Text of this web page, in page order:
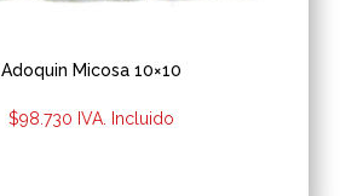
Adoquin Micosa 10×10
$98.730 IVA. Incluido